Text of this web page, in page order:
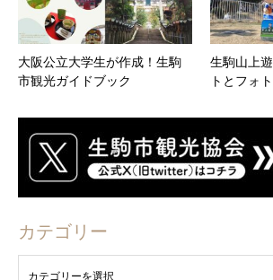
大阪公立大学生が作成！生駒
市観光ガイドブック
生駒山上
トとフォ
カテゴリー